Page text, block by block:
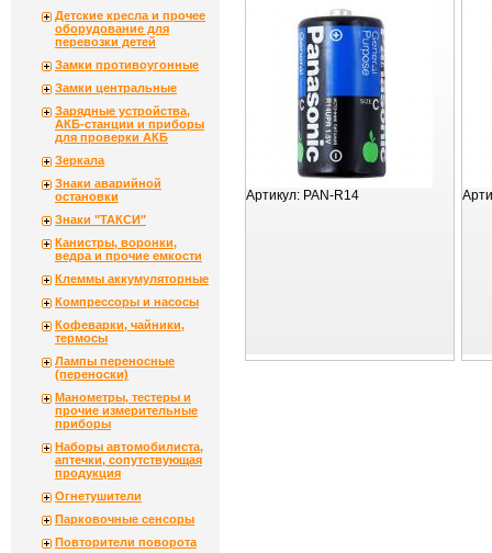
Артикул: PAN-R14
Детские кресла и прочее
оборудование для
перевозки детей
Замки противоугонные
Замки центральные
Зарядные устройства,
АКБ-станции и приборы
для проверки АКБ
Зеркала
Знаки аварийной
остановки
Знаки "ТАКСИ"
Канистры, воронки,
ведра и прочие емкости
Клеммы аккумуляторные
Компрессоры и насосы
Кофеварки, чайники,
термосы
Лампы переносные
(переноски)
Манометры, тестеры и
прочие измерительные
приборы
Наборы автомобилиста,
аптечки, сопутствующая
продукция
Огнетушители
Парковочные сенсоры
Повторители поворота